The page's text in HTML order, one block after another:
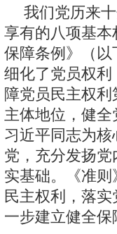
我们党历来
享有的八项基
保障条例》（
细化了党员权
障党员民主权
主体地位，健
习近平同志为
党，充分发扬
实基础。《准
民主权利，落
一步建立健全